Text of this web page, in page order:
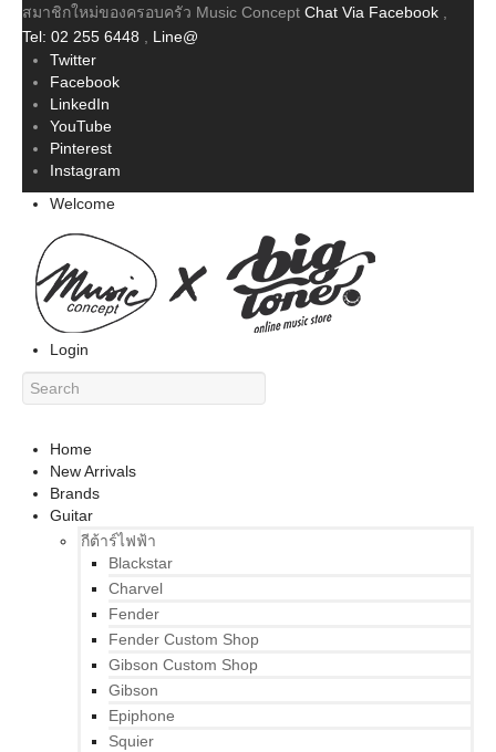
สมาชิกใหม่ของครอบครัว Music Concept Chat Via Facebook
Tel: 02 255 6448
Line@
Twitter
Facebook
LinkedIn
YouTube
Pinterest
Instagram
Welcome
Login
Home
New Arrivals
Brands
Guitar
กีต้าร์ไฟฟ้า
Blackstar
Charvel
Fender
Fender Custom Shop
Gibson Custom Shop
Gibson
Epiphone
Squier